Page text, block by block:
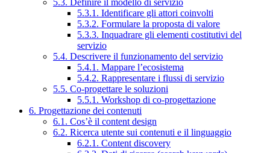
5.3. Definire il modello di servizio
5.3.1. Identificare gli attori coinvolti
5.3.2. Formulare la proposta di valore
5.3.3. Inquadrare gli elementi costitutivi del
servizio
5.4. Descrivere il funzionamento del servizio
5.4.1. Mappare l’ecosistema
5.4.2. Rappresentare i flussi di servizio
5.5. Co-progettare le soluzioni
5.5.1. Workshop di co-progettazione
6. Progettazione dei contenuti
6.1. Cos’è il content design
6.2. Ricerca utente sui contenuti e il linguaggio
6.2.1. Content discovery